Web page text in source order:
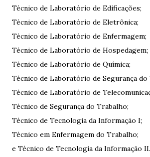
Técnico de Laboratório de Edificações;
Técnico de Laboratório de Eletrônica;
Técnico de Laboratório de Enfermagem;
Técnico de Laboratório de Hospedagem;
Técnico de Laboratório de Química;
Técnico de Laboratório de Segurança do
Técnico de Laboratório de
Técnico de Segurança do Trabalho;
Técnico de Tecnologia da Informação I;
Técnico em Enfermagem do Trabalho;
e Técnico de Tecnologia da Informação II.